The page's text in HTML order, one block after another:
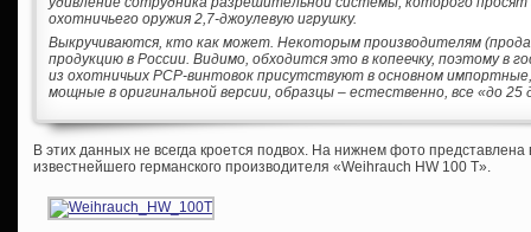
охотничьего оружия 2,7-джоулевую игрушку.
Выкручиваются, кто как может. Некоторым производителям
продукцию в России. Видимо, обходится это в копеечку, поэтому в
из охотничьих PCP-винтовок присутствуют в основном
мощные в оригинальной версии, образцы – естественно, все «до 25
В этих данных не всегда кроется подвох. На нижнем фото представлена
известнейшего германского производителя «Weihrauch HW 100 T».